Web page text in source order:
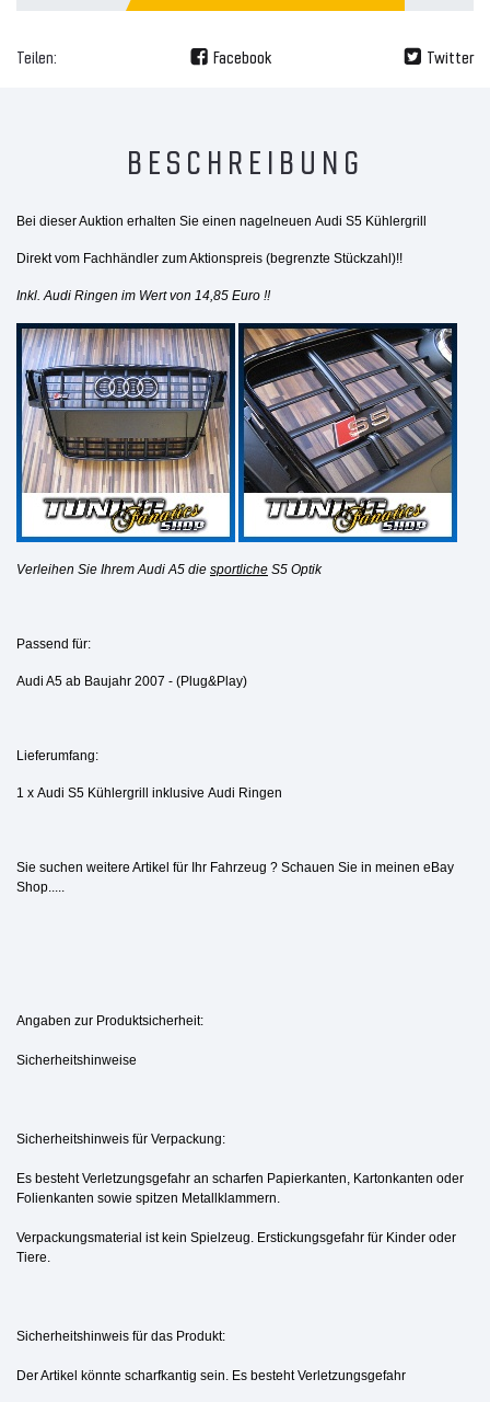
Teilen: Facebook Twitter
BESCHREIBUNG
Bei dieser Auktion erhalten Sie einen nagelneuen Audi S5 Kühlergrill
Direkt vom Fachhändler zum Aktionspreis (begrenzte Stückzahl)!!
Inkl. Audi Ringen im Wert von 14,85 Euro !!
Verleihen Sie Ihrem Audi A5 die sportliche S5 Optik
Passend für:
Audi A5 ab Baujahr 2007 - (Plug&Play)
Lieferumfang:
1 x Audi S5 Kühlergrill inklusive Audi Ringen
Sie suchen weitere Artikel für Ihr Fahrzeug ? Schauen Sie in meinen eBay
Shop.....
Angaben zur Produktsicherheit:
Sicherheitshinweise
Sicherheitshinweis für Verpackung:
Es besteht Verletzungsgefahr an scharfen Papierkanten, Kartonkanten oder
Folienkanten sowie spitzen Metallklammern.
Verpackungsmaterial ist kein Spielzeug. Erstickungsgefahr für Kinder oder
Tiere.
Sicherheitshinweis für das Produkt:
Der Artikel könnte scharfkantig sein. Es besteht Verletzungsgefahr